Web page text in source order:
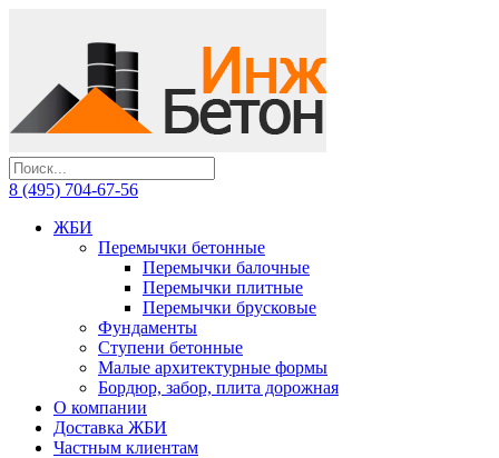
8 (495) 704-67-56
ЖБИ
Перемычки бетонные
Перемычки балочные
Перемычки плитные
Перемычки брусковые
Фундаменты
Ступени бетонные
Малые архитектурные формы
Бордюр, забор, плита дорожная
О компании
Доставка ЖБИ
Частным клиентам